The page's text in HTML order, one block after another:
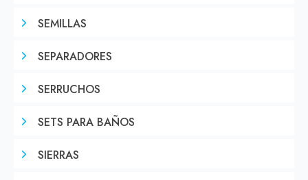
SEMILLAS
SEPARADORES
SERRUCHOS
SETS PARA BAÑOS
SIERRAS